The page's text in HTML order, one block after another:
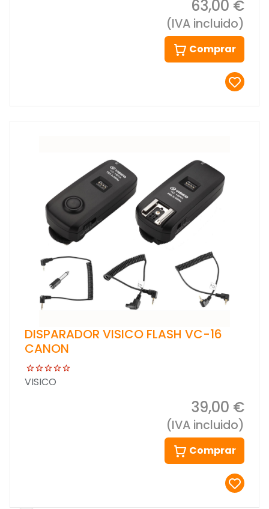
63,00 €
(IVA incluido)
Comprar
DISPARADOR VISICO FLASH VC-16
CANON
VISICO
39,00 €
(IVA incluido)
Comprar